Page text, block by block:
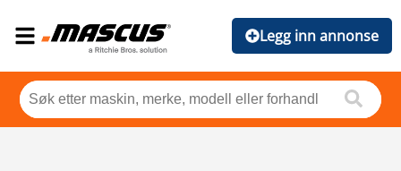
Legg inn annonse